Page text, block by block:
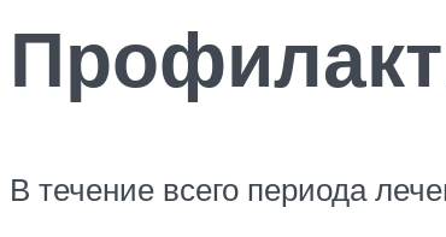
В течение всего периода